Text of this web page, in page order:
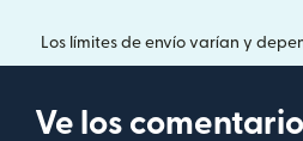
Los límites de envío varían y
Ve los